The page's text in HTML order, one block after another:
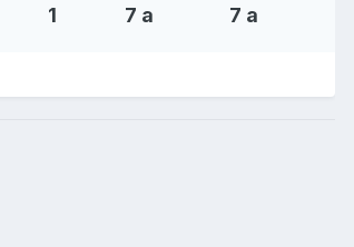
1 7 a 7 a